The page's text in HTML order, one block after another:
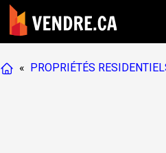
« PROPRIÉTÉS